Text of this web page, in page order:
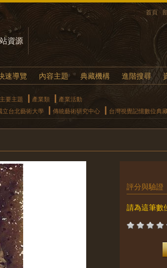
首頁
資源
速導覽 內容主題 典藏機構 進階搜尋
主要主題 產業類
產業活動
立台北藝術大學 傳統藝術研究中心 台灣視覺記憶數位典
評分與驗證
請為這筆數